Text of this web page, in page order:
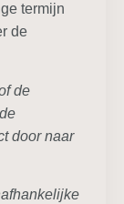
termijn
de
de
door naar